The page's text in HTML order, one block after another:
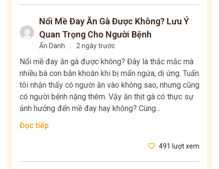
Nổi Mề Đay Ăn Gà Được Không? Lưu Ý
Quan Trọng Cho Người Bệnh
Ẩn Danh 2 ngày trước
Nổi mề đay ăn gà được không? Đây là thắc mắc mà
nhiều bà con băn khoăn khi bị mẩn ngứa, dị ứng. Tuấn
tôi nhận thấy có người ăn vào không sao, nhưng cũng
có người bệnh nặng thêm. Vậy ăn thịt gà có thực sự
ảnh hưởng đến mề đay hay không? Cùng...
Đọc tiếp
491 lượt xem